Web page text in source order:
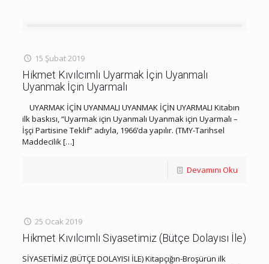
15 Şubat 2019
Hikmet Kıvılcımlı Uyarmak İçin Uyanmalı
Uyanmak İçin Uyarmalı
UYARMAK İÇİN UYANMALI UYANMAK İÇİN UYARMALI Kitabın
ilk baskısı, “Uyarmak için Uyanmalı Uyanmak için Uyarmalı –
İşçi Partisine Teklif” adıyla, 1966’da yapılır. (TMY-Tarihsel
Maddecilik[…]
Devamını Oku
25 Ocak 2019
Hikmet Kıvılcımlı Siyasetimiz (Bütçe Dolayısı İle)
SİYASETİMİZ (BÜTÇE DOLAYISI İLE) Kitapçığın-Broşürün ilk